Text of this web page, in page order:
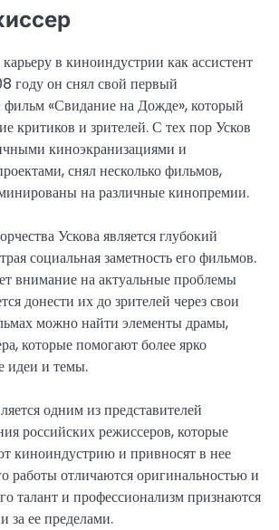
в киноиндустрии как ассистент
году он снял свой первый
«Свидание на Дожде», который
критиков и зрителей. С тех пор Усков
киноэкранизациями и
снял несколько фильмов,
на различные кинопремии.
Ускова является глубокий
социальная заметность его фильмов.
внимание на актуальные проблемы
донести их до зрителей через свои
можно найти элементы драмы,
которые помогают более ярко
идеи и темы.
одним из представителей
российских режиссеров, которые
киноиндустрию и привносят в нее
работы отличаются оригинальностью и
талант и профессионализм признаются
за ее пределами.